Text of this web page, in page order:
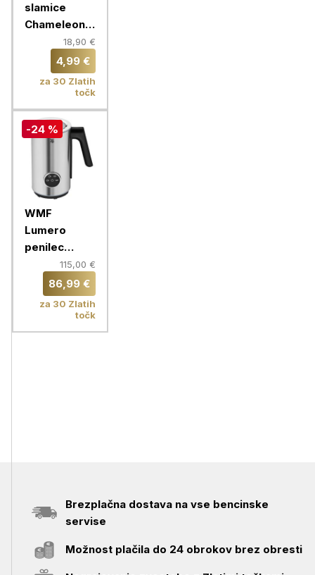
slamice
Chameleon,
16 slamic, 9
18,90 €
4,99 €
za 30 Zlatih
točk
-24 %
WMF
Lumero
penilec
115,00 €
86,99 €
za 30 Zlatih
točk
Brezplačna dostava na vse bencinske
servise
Možnost plačila do 24 obrokov brez obresti